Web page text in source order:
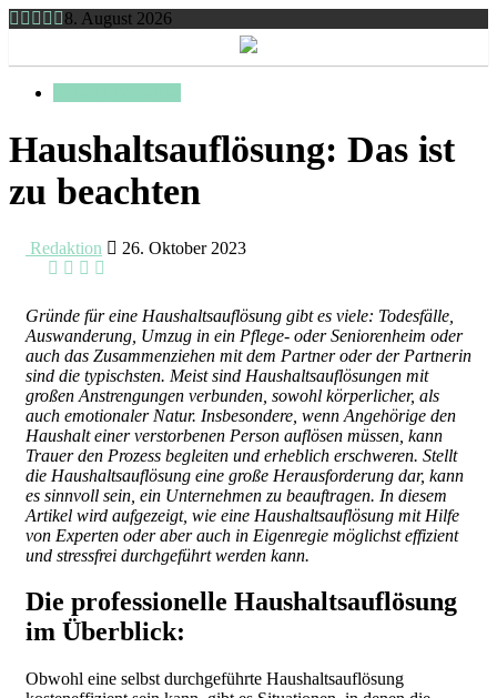
8. August 2026
navigation
Haushaltsauflösung: Das ist
zu beachten
Redaktion 26. Oktober 2023
Gründe für eine Haushaltsauflösung gibt es viele: Todesfälle,
Auswanderung, Umzug in ein Pflege- oder Seniorenheim oder
auch das Zusammenziehen mit dem Partner oder der Partnerin
sind die typischsten. Meist sind Haushaltsauflösungen mit
großen Anstrengungen verbunden, sowohl körperlicher, als
auch emotionaler Natur. Insbesondere, wenn Angehörige den
Haushalt einer verstorbenen Person auflösen müssen, kann
Trauer den Prozess begleiten und erheblich erschweren. Stellt
die Haushaltsauflösung eine große Herausforderung dar, kann
es sinnvoll sein, ein Unternehmen zu beauftragen. In diesem
Artikel wird aufgezeigt, wie eine Haushaltsauflösung mit Hilfe
von Experten oder aber auch in Eigenregie möglichst effizient
und stressfrei durchgeführt werden kann.
Die professionelle Haushaltsauflösung
im Überblick:
Obwohl eine selbst durchgeführte Haushaltsauflösung